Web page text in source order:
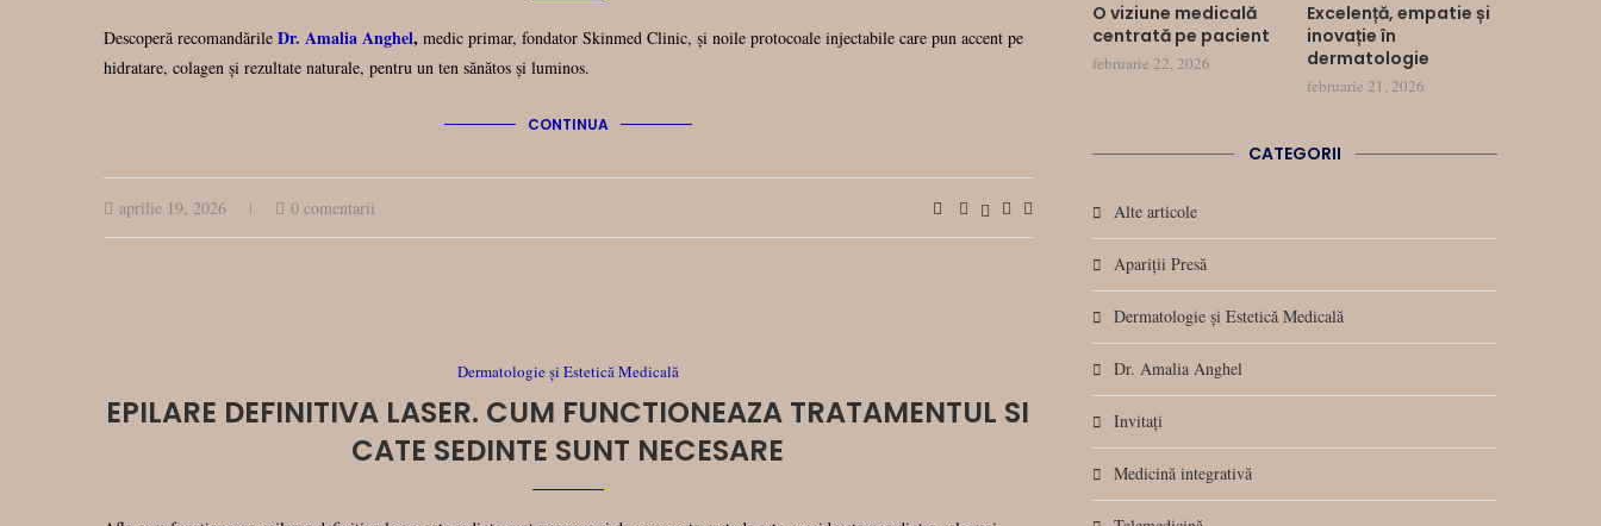
Descoperă recomandările Dr. Amalia Anghel, medic primar, fondator Skinmed Clinic, și noile protocoale injectabile care pun accent pe
hidratare, colagen și rezultate naturale, pentru un ten sănătos și luminos.
CONTINUA
aprilie 19, 2026 0 comentarii
Dermatologie și Estetică Medicală
EPILARE DEFINITIVA LASER. CUM FUNCTIONEAZA TRATAMENTUL SI
CATE SEDINTE SUNT NECESARE
O viziune medicală
centrată pe pacient
februarie 22, 2026
Excelență, empatie și
inovație în
dermatologie
februarie 21, 2026
CATEGORII
Alte articole
Apariții Presă
Dermatologie și Estetică Medicală
Dr. Amalia Anghel
Invitați
Medicină integrativă